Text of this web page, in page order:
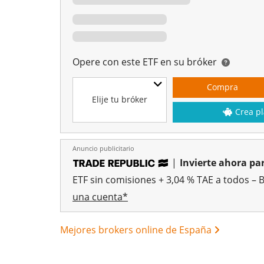
Opere con este ETF en su bróker
Elije tu bróker
Compra
Crea
Anuncio publicitario
| Invierte ahora
ETF sin comisiones + 3,04 % TAE a todos –
una cuenta*
Mejores brokers online de España